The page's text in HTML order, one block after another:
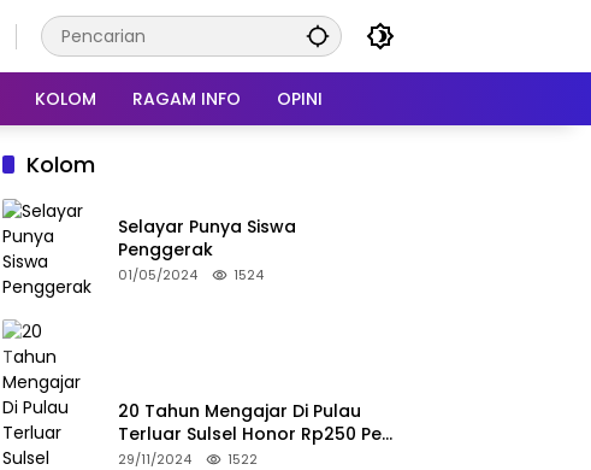
KOLOM RAGAM INFO OPINI
Kolom
Selayar Punya Siswa
Penggerak
01/05/2024 1524
20 Tahun Mengajar Di Pulau
Terluar Sulsel Honor Rp250 Per
Bulan
29/11/2024 1522